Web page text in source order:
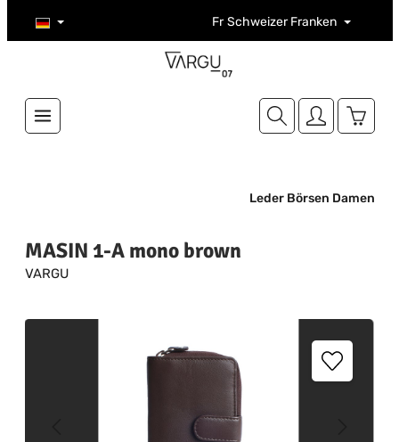
Zum Hauptinhalt springen Fr Schweizer Franken
Leder Börsen Damen
MASIN 1-A mono brown
VARGU
Bildergalerie überspringen